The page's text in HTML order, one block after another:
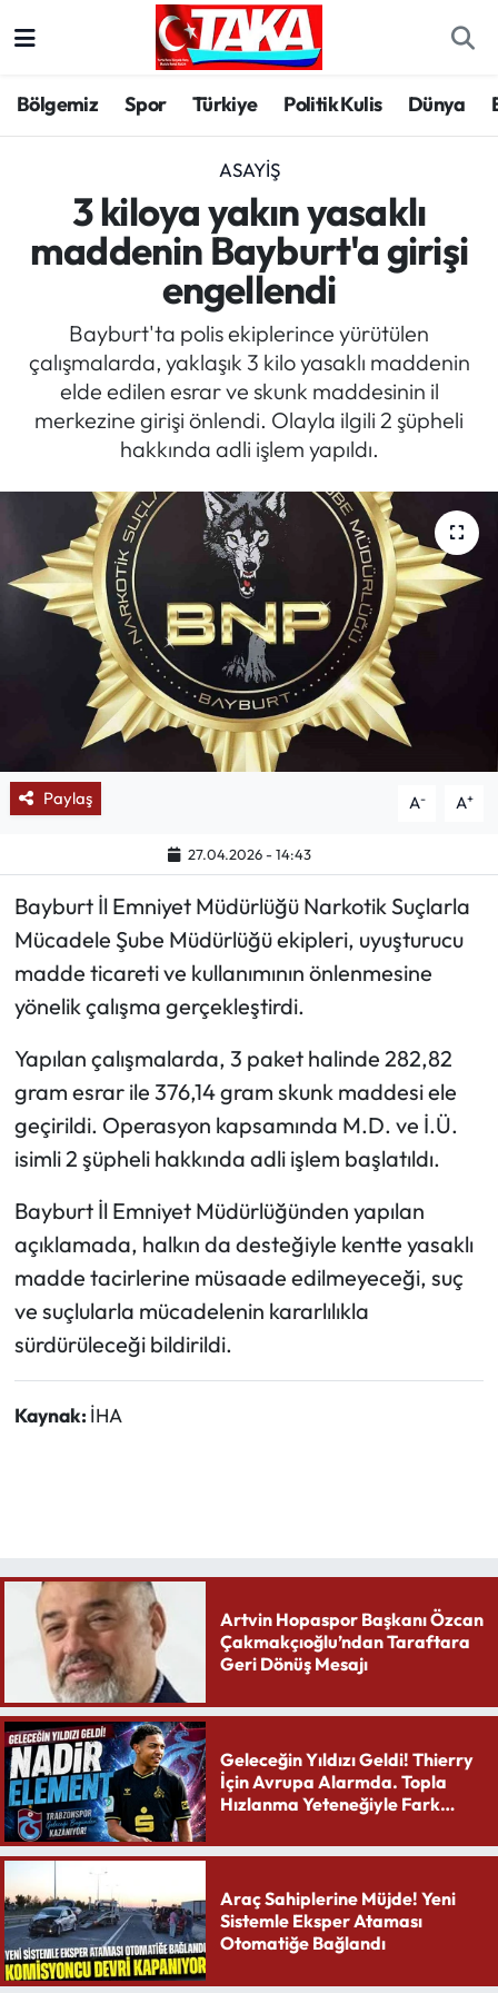
Bölgemiz Spor Türkiye Politik Kulis Dünya
ASAYIŞ
3 kiloya yakın yasaklı
maddenin Bayburt'a girişi
engellendi
Bayburt'ta polis ekiplerince yürütülen
çalışmalarda, yaklaşık 3 kilo yasaklı maddenin
elde edilen esrar ve skunk maddesinin il
merkezine girişi önlendi. Olayla ilgili 2 şüpheli
hakkında adli işlem yapıldı.
Paylaş A- A+
27.04.2026 - 14:43
Bayburt İl Emniyet Müdürlüğü Narkotik Suçlarla
Mücadele Şube Müdürlüğü ekipleri, uyuşturucu
madde ticareti ve kullanımının önlenmesine
yönelik çalışma gerçekleştirdi.
Yapılan çalışmalarda, 3 paket halinde 282,82
gram esrar ile 376,14 gram skunk maddesi ele
geçirildi. Operasyon kapsamında M.D. ve İ.Ü.
isimli 2 şüpheli hakkında adli işlem başlatıldı.
Bayburt İl Emniyet Müdürlüğünden yapılan
açıklamada, halkın da desteğiyle kentte yasaklı
madde tacirlerine müsaade edilmeyeceği, suç
ve suçlularla mücadelenin kararlılıkla
sürdürüleceği bildirildi.
Kaynak: İHA
Artvin Hopaspor Başkanı Özcan
Çakmakçıoğlu’ndan Taraftara
Geri Dönüş Mesajı
Geleceğin Yıldızı Geldi! Thierry
İçin Avrupa Alarmda. Topla
Hızlanma Yeteneğiyle Fark
Araç Sahiplerine Müjde! Yeni
Sistemle Eksper Ataması
Otomatiğe Bağlandı
Spor
Türkiye
Kültür/Sanat
Politik Kulis
Dünya
Mektup Galeri
Röportaj
Manşet
Köşe Yazıları
BIK
ASTROLOJİ
Spor Yazıları
Ekonomi
Sağlık
Turizm
Teknoloji
Trabzon Hava Durumu
Trabzon Trafik Yoğunluk Haritası
Süper Lig Puan Durumu ve Fikstür
Tüm Manşetler
Son Dakika Haberleri
Haber Arşivi